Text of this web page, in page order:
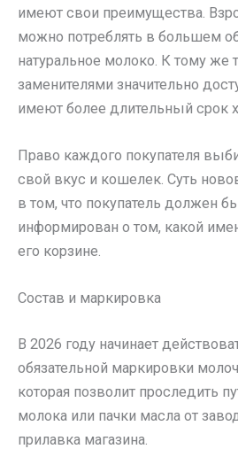
имеют свои преимущества.
можно потреблять в большем
натуральное молоко. К тому же
заменителями значительно
имеют более длительный срок
Право каждого покупателя
свой вкус и кошелек. Суть
в том, что покупатель должен
информирован о том, какой
его корзине.
Состав и маркировка
В 2026 году начинает
обязательной маркировки
которая позволит проследить
молока или пачки масла от
прилавка магазина.